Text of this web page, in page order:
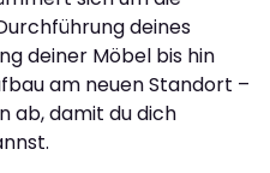
deines
deiner Möbel bis hin
am neuen Standort –
ab, damit du dich